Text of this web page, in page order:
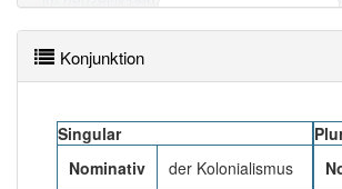
und teils an die eigene rassische
verbunden war. Diese Vorstellung wurde
Theorien einer soziokulturellen Evolution
leistete der Ideologie des Eurozentrismus
Mehr lesen
Konjunktion
Singular
Nominativ
der Kolonialismus